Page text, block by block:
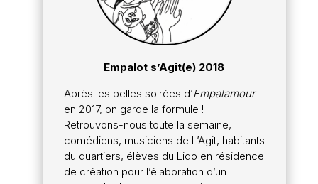
Empalot s’Agit(e) 2018
Après les belles soirées d’Empalamour
en 2017, on garde la formule !
Retrouvons-nous toute la semaine,
comédiens, musiciens de L’Agit, habitants
du quartiers, élèves du Lido en résidence
de création pour l’élaboration d’un